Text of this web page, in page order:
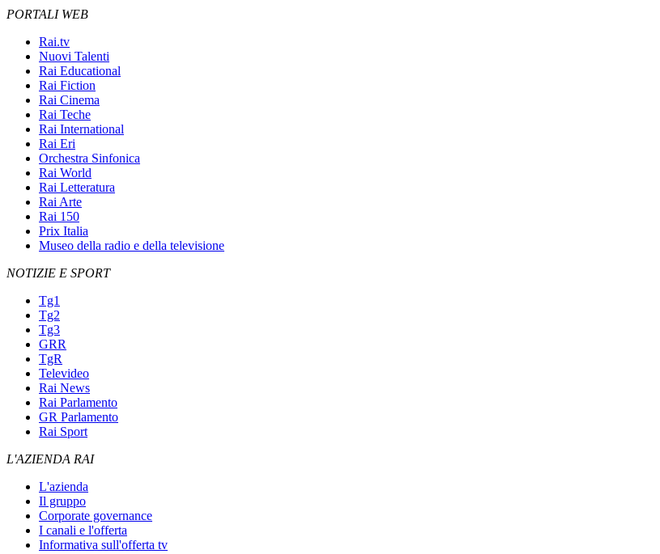
PORTALI WEB
Rai.tv
Nuovi Talenti
Rai Educational
Rai Fiction
Rai Cinema
Rai Teche
Rai International
Rai Eri
Orchestra Sinfonica
Rai World
Rai Letteratura
Rai Arte
Rai 150
Prix Italia
Museo della radio e della televisione
NOTIZIE E SPORT
Tg1
Tg2
Tg3
GRR
TgR
Televideo
Rai News
Rai Parlamento
GR Parlamento
Rai Sport
L'AZIENDA RAI
L'azienda
Il gruppo
Corporate governance
I canali e l'offerta
Informativa sull'offerta tv